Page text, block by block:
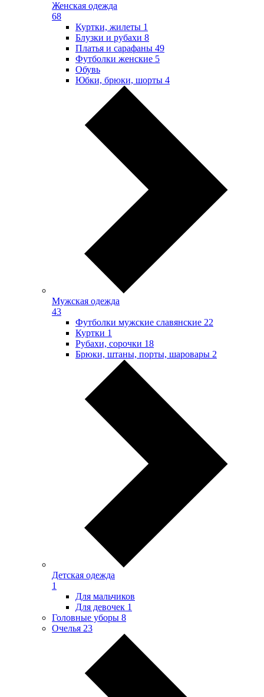
Женская одежда
68
Куртки, жилеты 1
Блузки и рубахи 8
Платья и сарафаны 49
Футболки женские 5
Обувь
Юбки, брюки, шорты 4
Мужская одежда
43
Футболки мужские славянские 22
Куртки 1
Рубахи, сорочки 18
Брюки, штаны, порты, шаровары 2
Детская одежда
1
Для мальчиков
Для девочек 1
Головные уборы 8
Очелья 23